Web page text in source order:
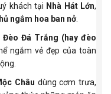
khách tại Nhà Hát Lớn,
ngắm hoa ban nở.
Đèo Đá Trắng (hay đèo
ngắm vẻ đẹp của toàn
Châu dùng cơm trưa,